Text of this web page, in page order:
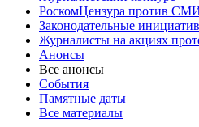
РоскомЦензура против
Законодательные
Журналисты на акциях
Анонсы
Все анонсы
События
Памятные даты
Все материалы